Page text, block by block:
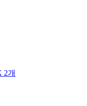
2개